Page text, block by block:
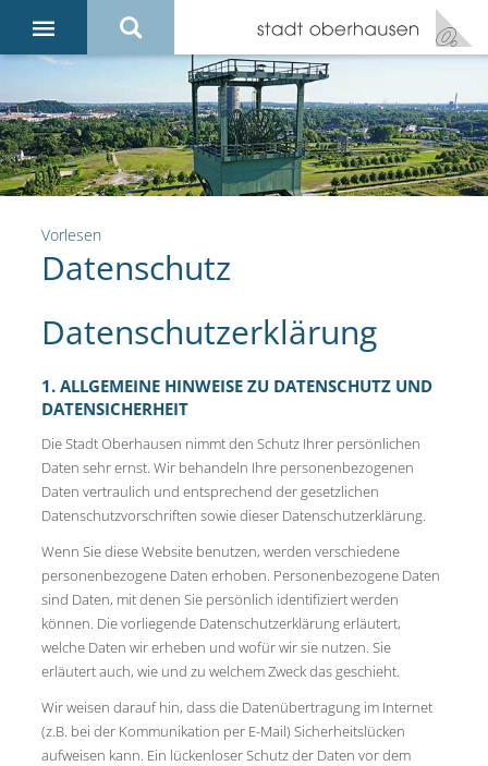
Vorlesen
Datenschutz
Datenschutzerklärung
1. ALLGEMEINE HINWEISE ZU DATENSCHUTZ UND
DATENSICHERHEIT
Die Stadt Oberhausen nimmt den Schutz Ihrer persönlichen
Daten sehr ernst. Wir behandeln Ihre personenbezogenen
Daten vertraulich und entsprechend der gesetzlichen
Datenschutzvorschriften sowie dieser Datenschutzerklärung.
Wenn Sie diese Website benutzen, werden verschiedene
personenbezogene Daten erhoben. Personenbezogene Daten
sind Daten, mit denen Sie persönlich identifiziert werden
können. Die vorliegende Datenschutzerklärung erläutert,
welche Daten wir erheben und wofür wir sie nutzen. Sie
erläutert auch, wie und zu welchem Zweck das geschieht.
Wir weisen darauf hin, dass die Datenübertragung im Internet
(z.B. bei der Kommunikation per E-Mail) Sicherheitslücken
aufweisen kann. Ein lückenloser Schutz der Daten vor dem